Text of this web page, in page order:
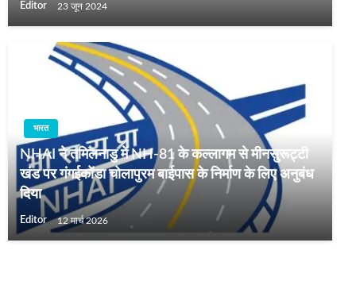
Editor 23 जून 2024
भारत
NHAI ने तमिलनाडु में NH-81 के कल्लागम से मीनसुरूट्टी
खंड पर गंगईकोंडा चोलापुरम बाईपास के निर्माण के लिए अनुबंध
दिया
Editor 12 मार्च 2026